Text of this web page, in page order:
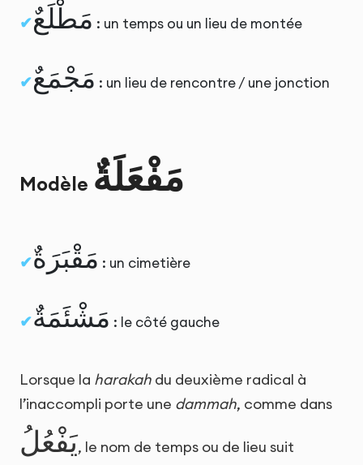
مَطْلَعٌ : un temps ou un lieu de montée
مَجْمَعٌ : un lieu de rencontre / une jonction
Modèle مَفْعَلَةٌ
مَقْبَرَةٌ : un cimetière
مَشْئَمَةٌ : le côté gauche
Lorsque la harakah du deuxième radical à
l’inaccompli porte une dammah, comme dans
يَفْعُلُ, le nom de temps ou de lieu suit